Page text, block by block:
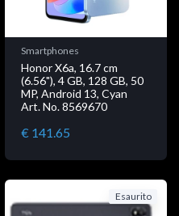
Smartphones
Honor X6a, 16.7 cm
(6.56"), 4 GB, 128 GB, 50
MP, Android 13, Cyan
Art. No. 8569670
€ 141.65
Esaurito